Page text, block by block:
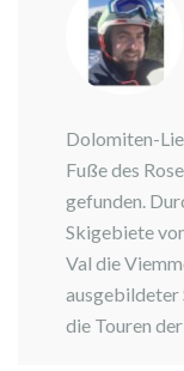
Dolomiten-
Fuße des
gefunden.
Skigebiete
Val die
ausgebildeter
die Touren